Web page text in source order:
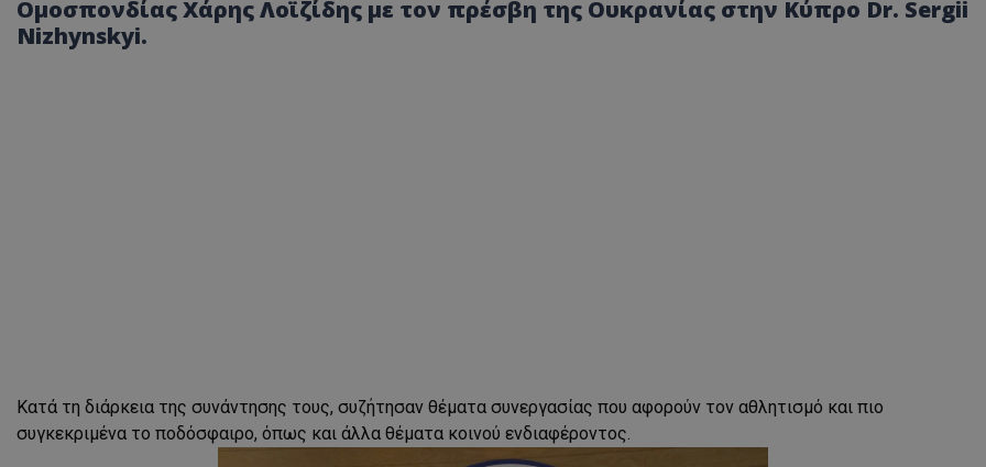
Ομοσπονδίας Χάρης Λοϊζίδης με τον πρέσβη της Ουκρανίας στην Κύπρο Dr. Sergii
Nizhynskyi.
Κατά τη διάρκεια της συνάντησης τους, συζήτησαν θέματα συνεργασίας που αφορούν τον αθλητισμό και πιο
συγκεκριμένα το ποδόσφαιρο, όπως και άλλα θέματα κοινού ενδιαφέροντος.